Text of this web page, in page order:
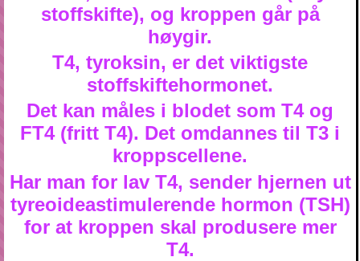
stoffskifte), og kroppen går på
høygir.
T4, tyroksin, er det viktigste
stoffskiftehormonet.
Det kan måles i blodet som T4 og
FT4 (fritt T4). Det omdannes til T3 i
kroppscellene.
Har man for lav T4, sender hjernen ut
tyreoideastimulerende hormon (TSH)
for at kroppen skal produsere mer
T4.